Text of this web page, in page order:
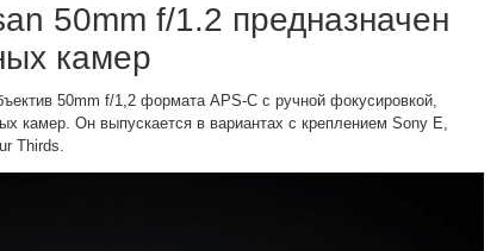
50mm f/1.2 предназначен
камер
50mm f/1,2 формата APS-C с ручной фокусировкой,
камер. Он выпускается в вариантах с креплением Sony E,
Thirds.